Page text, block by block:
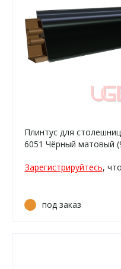
Плинтус для
6051 Чёрный матовый
Зарегистрируйтесь,
под заказ